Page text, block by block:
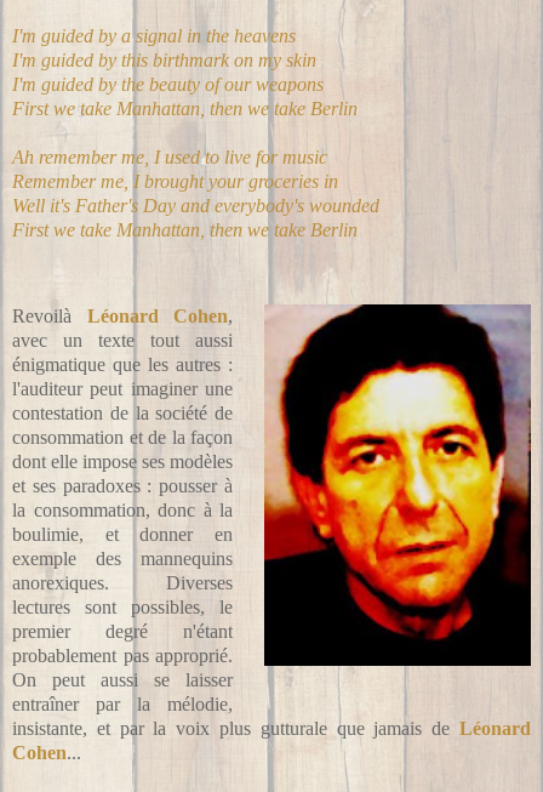
I'm guided by a signal in the heavens
I'm guided by this birthmark on my skin
I'm guided by the beauty of our weapons
First we take Manhattan, then we take Berlin
Ah remember me, I used to live for music
Remember me, I brought your groceries in
Well it's Father's Day and everybody's wounded
First we take Manhattan, then we take Berlin
Revoilà Léonard Cohen,
avec un texte tout aussi
énigmatique que les autres :
l'auditeur peut imaginer une
contestation de la société de
consommation et de la façon
dont elle impose ses modèles
et ses paradoxes : pousser à
la consommation, donc à la
boulimie, et donner en
exemple des mannequins
anorexiques. Diverses
lectures sont possibles, le
premier degré n'étant
probablement pas approprié.
On peut aussi se laisser
entraîner par la mélodie,
insistante, et par la voix plus gutturale que jamais de Léonard
Cohen...